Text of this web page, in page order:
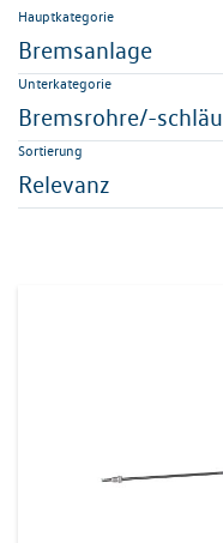
Hauptkategorie
Bremsanlage
Unterkategorie
Bremsrohre/-
Sortierung
Relevanz